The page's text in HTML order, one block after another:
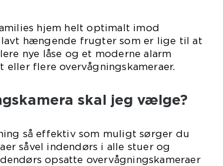
hjem helt optimalt imod
lavt hængende frugter som er lige til at
nye låse og et moderne alarm
flere overvågningskameraer.
skal jeg vælge?
så effektiv som muligt sørger du
såvel indendørs i alle stuer og
opsatte overvågningskameraer